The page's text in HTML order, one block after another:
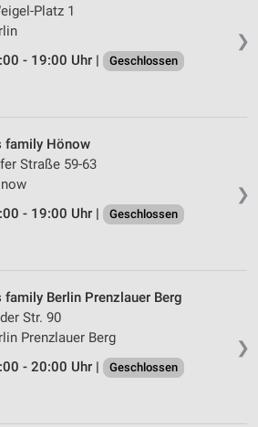
❯
Platz 1
- 19:00 Uhr |
Geschlossen
❯
family Hönow
Straße 59-63
- 19:00 Uhr |
Geschlossen
❯
family Berlin Prenzlauer Berg
Str. 90
Prenzlauer Berg
- 20:00 Uhr |
Geschlossen